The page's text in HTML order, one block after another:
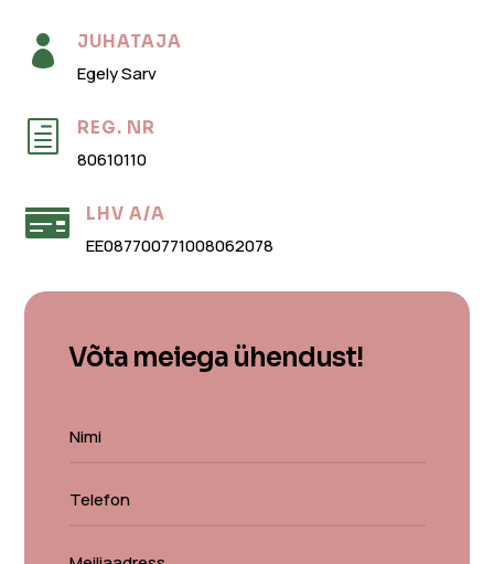
 JUHATAJA
Egely Sarv
h REG. NR
80610110
 LHV A/A
EE087700771008062078
Võta meiega ühendust!